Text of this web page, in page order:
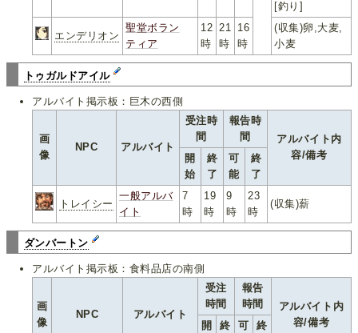
[釣り]
エンデリオン
聖堂ボラン
ティア
12
時
21
時
16
時
(収集)卵,大麦,
小麦
トゥガルドアイル
アルバイト掲示板：巨木の西側
画
像
NPC アルバイト
受注時
間
報告時
間
アルバイト内
容/備考
開
始
終
了
可
能
終
了
トレイシー
一般アルバ
イト
7
時
19
時
9
時
23
時
(収集)薪
ダンバートン
アルバイト掲示板：食料品店の南側
画
像
NPC アルバイト
受注
時間
報告
時間
アルバイト内
容/備考
開
終
可
終